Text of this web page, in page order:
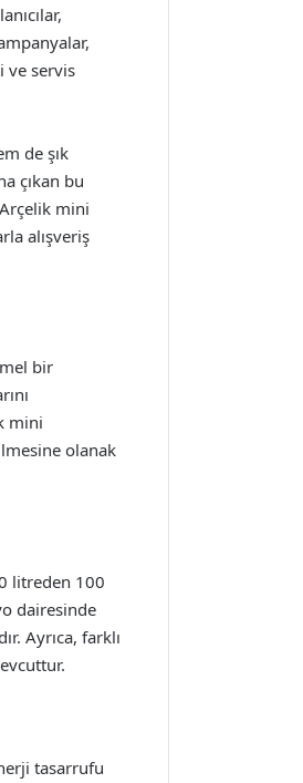
ve servis
de şık
çıkan bu
mini
alışveriş
bir
mini
olanak
litreden 100
dairesinde
Ayrıca, farklı
tasarrufu